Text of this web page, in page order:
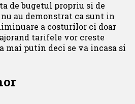
de bugetul propriu si de
au demonstrat ca sunt in
a costurilor ci doar
tarifele vor creste
mai putin deci se va incasa si